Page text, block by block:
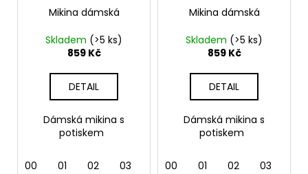
Mikina dámská
Skladem (>5 ks)
859 Kč
DETAIL
Dámská mikina s
potiskem
00 01 02 03 06 07
Mikina dámská
Skladem (>5 ks)
859 Kč
DETAIL
Dámská mikina s
potiskem
00 01 02 03